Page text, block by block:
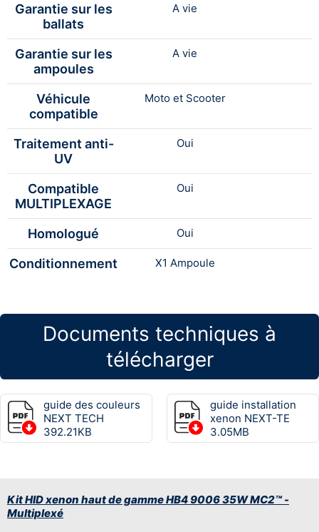
Garantie sur les
ballats
A vie
Garantie sur les
ampoules
A vie
Véhicule
compatible
Moto et Scooter
Traitement anti-
UV
Oui
Compatible
MULTIPLEXAGE
Oui
Homologué Oui
Conditionnement X1 Ampoule
Documents techniques à
télécharger
guide des couleurs
NEXT TECH
392.21KB
guide installation
xenon NEXT-TE
3.05MB
Kit HID xenon haut de gamme HB4 9006 35W MC2™ -
Multiplexé